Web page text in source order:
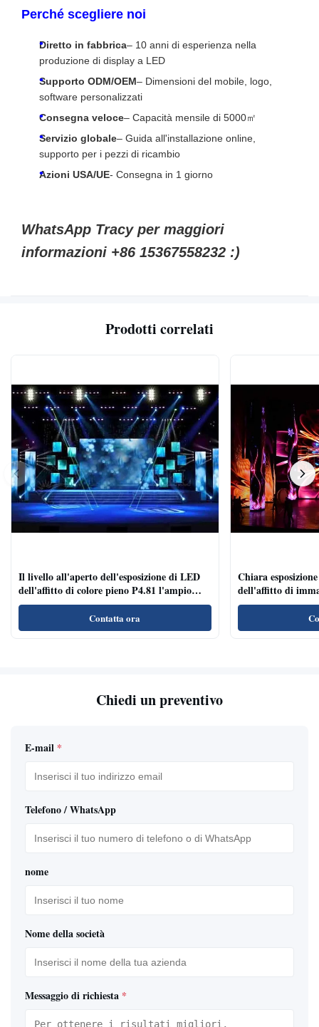
Perché scegliere noi
Diretto in fabbrica– 10 anni di esperienza nella
produzione di display a LED
Supporto ODM/OEM– Dimensioni del mobile, logo,
software personalizzati
Consegna veloce– Capacità mensile di 5000㎡
Servizio globale– Guida all'installazione online,
supporto per i pezzi di ricambio
Azioni USA/UE- Consegna in 1 giorno
WhatsApp Tracy per maggiori
informazioni +86 15367558232 :)
Prodotti correlati
Il livello all'aperto dell'esposizione di LED
dell'affitto di colore pieno P4.81 l'ampio
angolo di visione di velocità di
Contatta ora
Chiara
dell'affitto di
di conferenza/gli
Chiedi un preventivo
E-mail *
Telefono / WhatsApp
nome
Nome della società
Messaggio di richiesta *